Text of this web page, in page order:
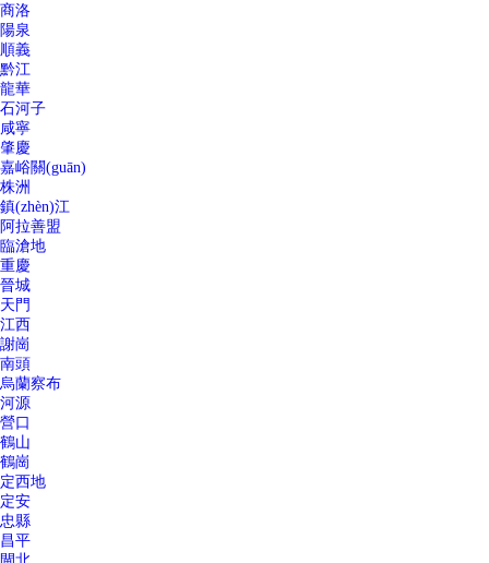
商洛
陽泉
順義
黔江
龍華
石河子
咸寧
肇慶
嘉峪關(guān)
株洲
鎮(zhèn)江
阿拉善盟
臨滄地
重慶
晉城
天門
江西
謝崗
南頭
烏蘭察布
河源
營口
鶴山
鶴崗
定西地
定安
忠縣
昌平